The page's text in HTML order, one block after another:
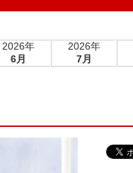
2026年
6月
2026年
7月